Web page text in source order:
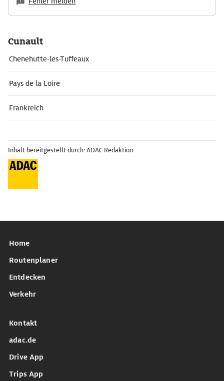
Cunault
Chenehutte-les-Tuffeaux
Pays de la Loire
Frankreich
Inhalt bereitgestellt durch: ADAC Redaktion
Home
Routenplaner
Entdecken
Verkehr
Kontakt
adac.de
Drive App
Trips App